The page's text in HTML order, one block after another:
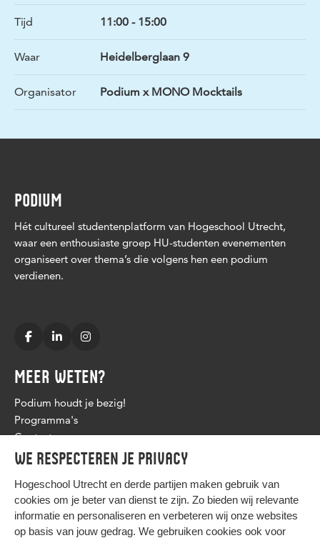
We respecteren je privacy
Hogeschool Utrecht en derde partijen maken gebruik van
cookies om je beter van dienst te zijn. Zo bieden wij relevante
informatie en personaliseren en verbeteren wij onze websites
op basis van jouw gedrag. We gebruiken cookies ook voor
Tijd 11:00 - 15:00
Waar Heidelberglaan 9
Organisator Podium x MONO Mocktails
PODIUM
Hét cultureel studentenplatform van Hogeschool Utrecht,
waar een enthousiaste groep HU-studenten evenementen
organiseert over thema’s die volgens hen een podium
verdienen.
MEER WETEN?
Podium houdt je bezig!
Programma's
Contact